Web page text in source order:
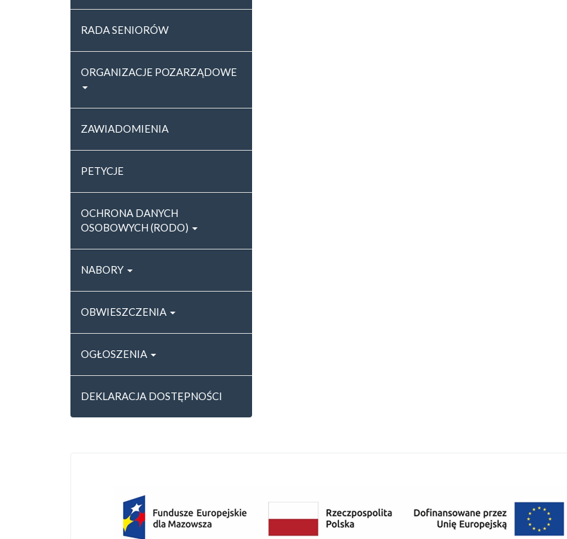
RADA SENIORÓW
ORGANIZACJE POZARZĄDOWE
ZAWIADOMIENIA
PETYCJE
OCHRONA DANYCH
OSOBOWYCH (RODO)
NABORY
OBWIESZCZENIA
OGŁOSZENIA
DEKLARACJA DOSTĘPNOŚCI